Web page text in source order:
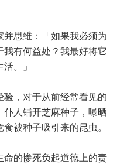
思维：「如果我必须为
有何益处？我最好将它
。」
，对于从前经常看见的
人铺开芝麻种子，曝晒
被种子吸引来的昆虫。
命的惨死负起道德上的责